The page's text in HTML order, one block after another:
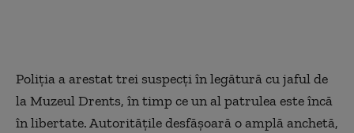
Poliția a arestat trei suspecți în legătură cu jaful de
la Muzeul Drents, în timp ce un al patrulea este încă
în libertate. Autoritățile desfășoară o amplă anchetă,